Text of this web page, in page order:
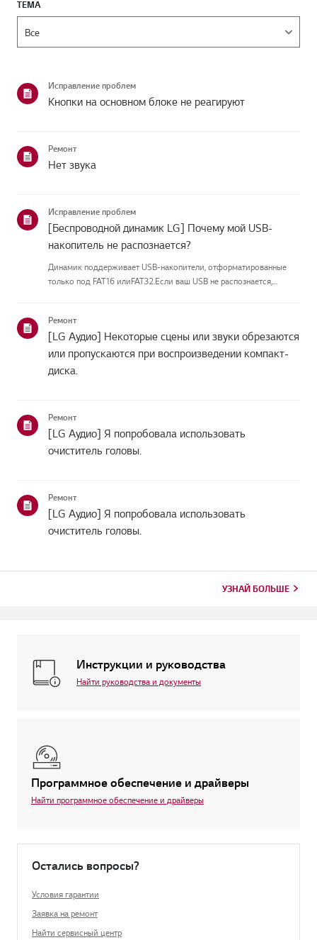
ТЕМА
Исправление проблем
Кнопки на основном блоке не реагируют
Ремонт
Нет звука
Исправление проблем
[Беспроводной динамик LG] Почему мой USB-
накопитель не распознается?
Динамик поддерживает USB-накопители, отформатированные
только под FAT16 илиFAT32.Если ваш USB не распознается,
устройству,чтобы убедиться,...
Ремонт
[LG Аудио] Некоторые сцены или звуки обрезаются
или пропускаются при воспроизведении компакт-
диска.
Ремонт
[LG Аудио] Я попробовала использовать
очиститель головы.
Ремонт
[LG Аудио] Я попробовала использовать
очиститель головы.
УЗНАЙ БОЛЬШЕ
Инструкции и руководства
Найти руководства и документы
Программное обеспечение и драйверы
Найти программное обеспечение и драйверы
Остались вопросы?
Условия гарантии
Заявка на ремонт
Найти сервисный центр